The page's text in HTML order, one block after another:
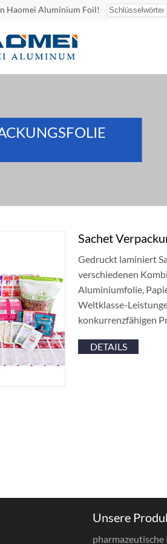
Haomei Aluminium Foil!
Sachet
Gedruckt laminiert
verschiedenen
Aluminiumfolie,
Weltklasse-
konkurrenzfähigen
DETAILS
Unsere
pharmazeutische